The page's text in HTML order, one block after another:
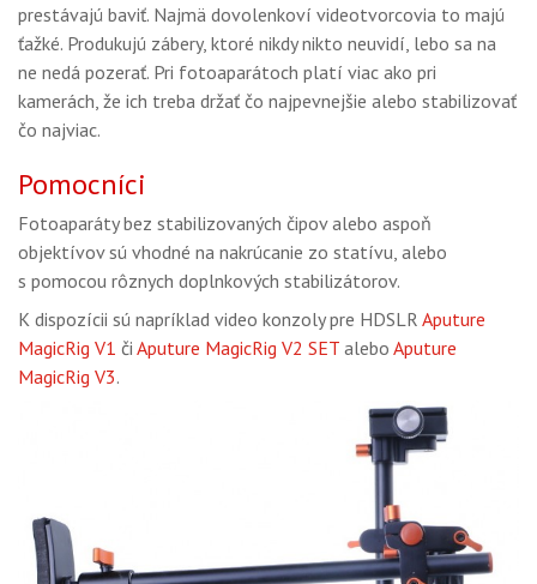
prestávajú baviť. Najmä dovolenkoví videotvorcovia to majú
ťažké. Produkujú zábery, ktoré nikdy nikto neuvidí, lebo sa na
ne nedá pozerať. Pri fotoaparátoch platí viac ako pri
kamerách, že ich treba držať čo najpevnejšie alebo stabilizovať
čo najviac.
Pomocníci
Fotoaparáty bez stabilizovaných čipov alebo aspoň
objektívov sú vhodné na nakrúcanie zo statívu, alebo
s pomocou rôznych doplnkových stabilizátorov.
K dispozícii sú napríklad video konzoly pre HDSLR Aputure
MagicRig V1 či Aputure MagicRig V2 SET alebo Aputure
MagicRig V3.